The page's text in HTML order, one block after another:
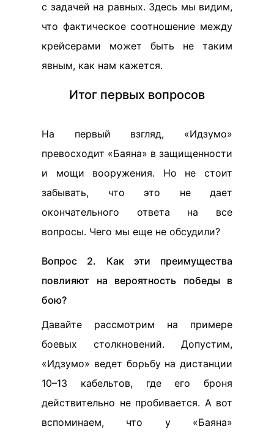
с задачей на равных. Здесь мы видим,
что фактическое соотношение между
крейсерами может быть не таким
явным, как нам кажется.
Итог первых вопросов
На первый взгляд, «Идзумо»
превосходит «Баяна» в защищенности
и мощи вооружения. Но не стоит
забывать, что это не дает
окончательного ответа на все
вопросы. Чего мы еще не обсудили?
Вопрос 2. Как эти преимущества
повлияют на вероятность победы в
бою?
Давайте рассмотрим на примере
боевых столкновений. Допустим,
«Идзумо» ведет борьбу на дистанции
10–13 кабельтов, где его броня
действительно не пробивается. А вот
вспоминаем, что у «Баяна»